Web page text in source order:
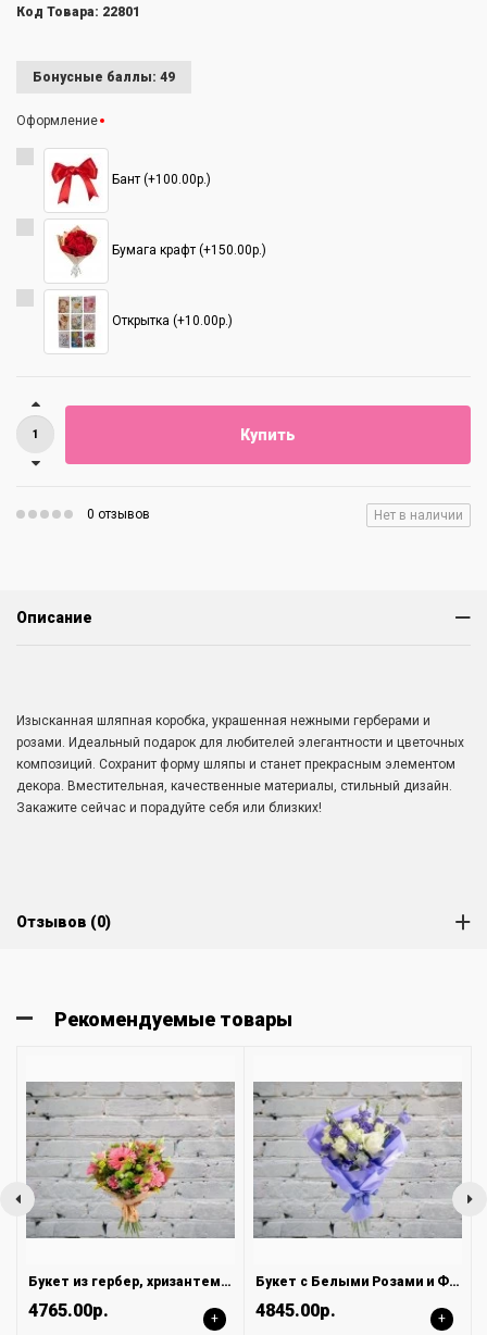
Код Товара: 22801
Бонусные баллы: 49
Оформление
Бант (+100.00р.)
Бумага крафт (+150.00р.)
Открытка (+10.00р.)
Купить
0 отзывов Нет в наличии
Описание
Изысканная шляпная коробка, украшенная нежными герберами и
розами. Идеальный подарок для любителей элегантности и цветочных
композиций. Сохранит форму шляпы и станет прекрасным элементом
декора. Вместительная, качественные материалы, стильный дизайн.
Закажите сейчас и порадуйте себя или близких!
Отзывов (0)
Рекомендуемые товары
Букет из гербер, хризантем и лизиантуса
4765.00р. +
Букет с Белыми Розами и Фиолетовыми Лизиантусами
4845.00р. +